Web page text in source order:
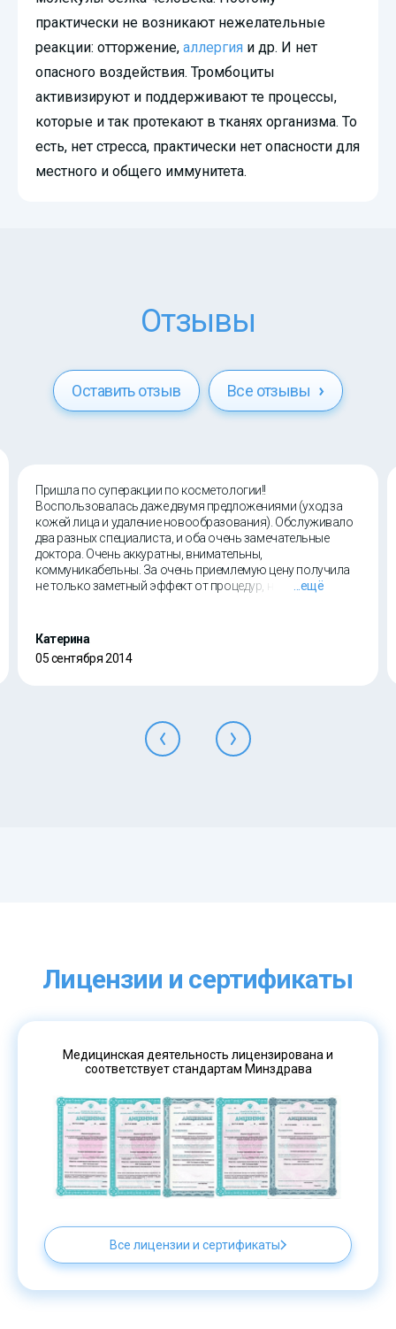
практически не возникают нежелательные
реакции: отторжение, аллергия и др. И нет
опасного воздействия. Тромбоциты
активизируют и поддерживают те процессы,
которые и так протекают в тканях организма. То
есть, нет стресса, практически нет опасности для
местного и общего иммунитета.
Отзывы
Оставить отзыв Все отзывы
Пришла по суперакции по косметологии!!
Воспользовалась даже двумя предложениями (уход за
кожей лица и удаление новообразования). Обслуживало
два разных специалиста, и оба очень замечательные
доктора. Очень аккуратны, внимательны,
коммуникабельны. За очень приемлемую цену получила
не только заметный эффект от процедур, но и прекрасное
...ещё
Катерина
05 сентября 2014
Лицензии и сертификаты
Медицинская деятельность лицензирована и
соответствует стандартам Минздрава
Все лицензии и сертификаты